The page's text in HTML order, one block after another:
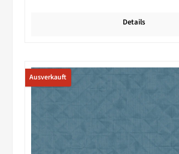
Details
Ausverkauft